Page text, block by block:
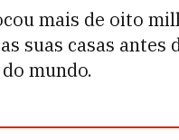
mais de oito
suas casas
mundo.